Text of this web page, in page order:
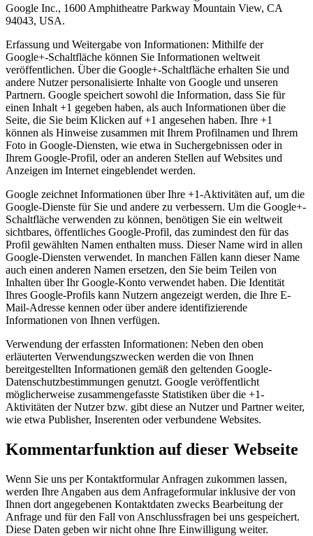
Google Inc., 1600 Amphitheatre Parkway Mountain View, CA
94043, USA.
Erfassung und Weitergabe von Informationen: Mithilfe der
Google+-Schaltfläche können Sie Informationen weltweit
veröffentlichen. Über die Google+-Schaltfläche erhalten Sie und
andere Nutzer personalisierte Inhalte von Google und unseren
Partnern. Google speichert sowohl die Information, dass Sie für
einen Inhalt +1 gegeben haben, als auch Informationen über die
Seite, die Sie beim Klicken auf +1 angesehen haben. Ihre +1
können als Hinweise zusammen mit Ihrem Profilnamen und Ihrem
Foto in Google-Diensten, wie etwa in Suchergebnissen oder in
Ihrem Google-Profil, oder an anderen Stellen auf Websites und
Anzeigen im Internet eingeblendet werden.
Google zeichnet Informationen über Ihre +1-Aktivitäten auf, um die
Google-Dienste für Sie und andere zu verbessern. Um die Google+-
Schaltfläche verwenden zu können, benötigen Sie ein weltweit
sichtbares, öffentliches Google-Profil, das zumindest den für das
Profil gewählten Namen enthalten muss. Dieser Name wird in allen
Google-Diensten verwendet. In manchen Fällen kann dieser Name
auch einen anderen Namen ersetzen, den Sie beim Teilen von
Inhalten über Ihr Google-Konto verwendet haben. Die Identität
Ihres Google-Profils kann Nutzern angezeigt werden, die Ihre E-
Mail-Adresse kennen oder über andere identifizierende
Informationen von Ihnen verfügen.
Verwendung der erfassten Informationen: Neben den oben
erläuterten Verwendungszwecken werden die von Ihnen
bereitgestellten Informationen gemäß den geltenden Google-
Datenschutzbestimmungen genutzt. Google veröffentlicht
möglicherweise zusammengefasste Statistiken über die +1-
Aktivitäten der Nutzer bzw. gibt diese an Nutzer und Partner weiter,
wie etwa Publisher, Inserenten oder verbundene Websites.
Kommentarfunktion auf dieser Webseite
Wenn Sie uns per Kontaktformular Anfragen zukommen lassen,
werden Ihre Angaben aus dem Anfrageformular inklusive der von
Ihnen dort angegebenen Kontaktdaten zwecks Bearbeitung der
Anfrage und für den Fall von Anschlussfragen bei uns gespeichert.
Diese Daten geben wir nicht ohne Ihre Einwilligung weiter.